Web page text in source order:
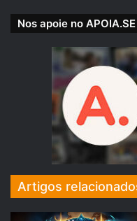
PADRINHOS E MADRINHAS
FEVEREIRO DE 2018:
Nos apoie no APOIA.SE
Artigos